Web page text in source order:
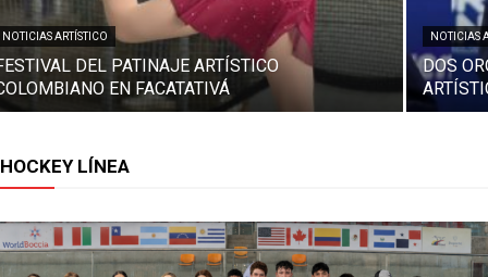
NOTICIAS ARTÍSTICO
DEL PATINAJE ARTÍSTICO
EN FACATATIVÁ
NOTICIAS
DOS
HOCKEY LÍNEA